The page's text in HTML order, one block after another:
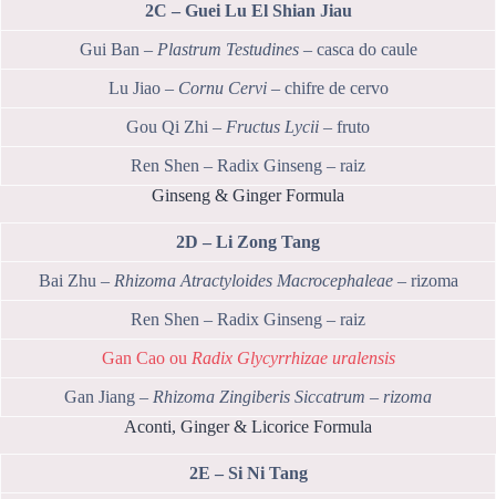
2C – Guei Lu El Shian Jiau
Gui Ban – Plastrum Testudines– casca do caule
Lu Jiao – Cornu Cervi– chifre de cervo
Gou Qi Zhi – Fructus Lycii – fruto
Ren Shen – Radix Ginseng – raiz
Ginseng & Ginger Formula
2D – Li Zong Tang
Bai Zhu – Rhizoma Atractyloides Macrocephaleae– rizoma
Ren Shen – Radix Ginseng – raiz
Gan Cao ou Radix Glycyrrhizae uralensis
Gan Jiang – Rhizoma Zingiberis Siccatrum – rizoma
Aconti, Ginger & Licorice Formula
2E – Si Ni Tang